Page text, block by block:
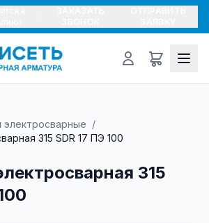
электросварные /
315 SDR 17 ПЭ 100
315